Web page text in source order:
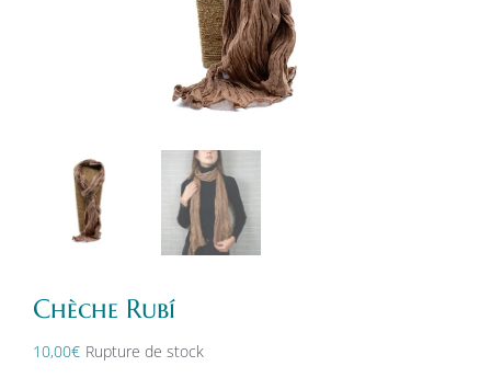
Chèche Rubí
10,00€ Rupture de stock